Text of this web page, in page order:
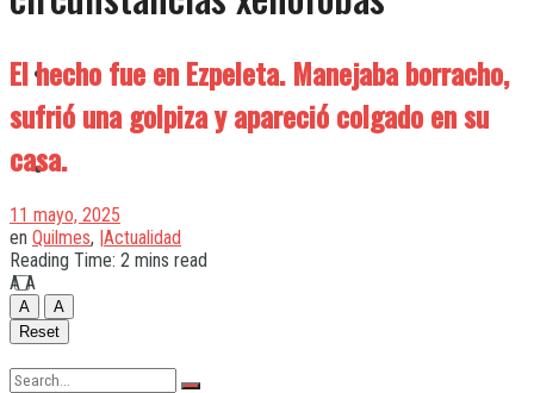
Quilmes
Varela
El hecho fue en Ezpeleta. Manejaba borracho,
sufrió una golpiza y apareció colgado en su
casa.
11 mayo, 2025
en Quilmes, |Actualidad
Reading Time: 2 mins read
A A
A
A
Reset